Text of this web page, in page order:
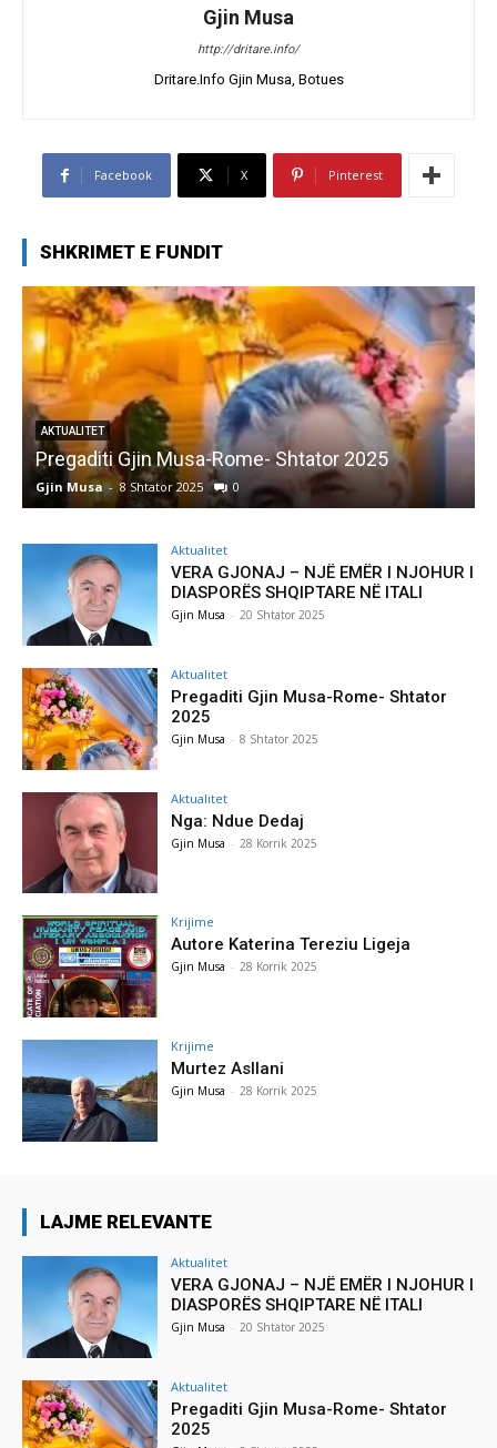
Gjin Musa
http://dritare.info/
Dritare.Info Gjin Musa, Botues
Facebook X Pinterest
SHKRIMET E FUNDIT
AKTUALITET
Pregaditi Gjin Musa-Rome- Shtator 2025
Gjin Musa - 8 Shtator 2025 0
Aktualitet
VERA GJONAJ – NJË EMËR I NJOHUR I
DIASPORËS SHQIPTARE NË ITALI
Gjin Musa - 20 Shtator 2025
Aktualitet
Pregaditi Gjin Musa-Rome- Shtator
2025
Gjin Musa - 8 Shtator 2025
Aktualitet
Nga: Ndue Dedaj
Gjin Musa - 28 Korrik 2025
Krijime
Autore Katerina Tereziu Ligeja
Gjin Musa - 28 Korrik 2025
Krijime
Murtez Asllani
Gjin Musa - 28 Korrik 2025
LAJME RELEVANTE
Aktualitet
VERA GJONAJ – NJË EMËR I NJOHUR I
DIASPORËS SHQIPTARE NË ITALI
Gjin Musa - 20 Shtator 2025
Aktualitet
Pregaditi Gjin Musa-Rome- Shtator
2025